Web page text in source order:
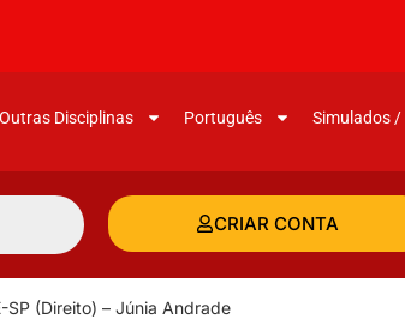
Outras Disciplinas Português Simulados /
CRIAR CONTA
SP (Direito) – Júnia Andrade